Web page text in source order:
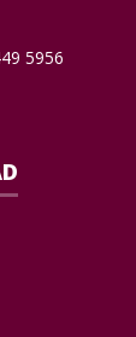
5956